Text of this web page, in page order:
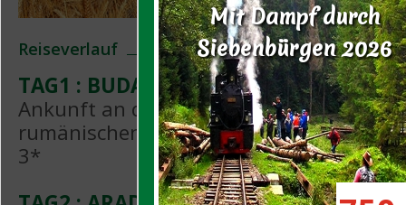
Mit Dampf durch
Siebenbürgen 2026
Reiseverlauf
TAG1 : BUDAPEST – ARAD
Ankunft an der Grenze in Nadlag.
rumänischen Reiseleiter und Transfer
3*